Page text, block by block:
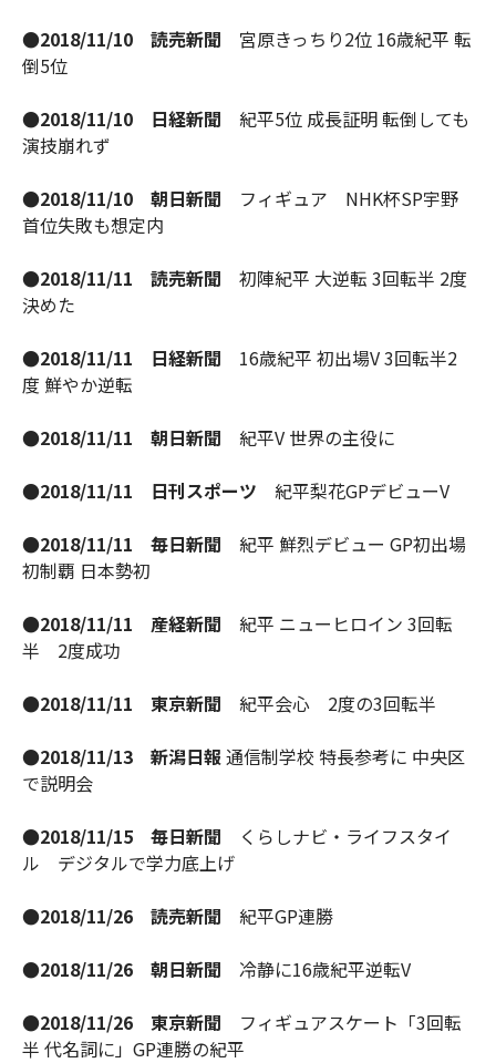
●2018/11/10 読売新聞 宮原きっちり2位 16歳紀平 転
倒5位
●2018/11/10 日経新聞 紀平5位 成長証明 転倒しても
演技崩れず
●2018/11/10 朝日新聞 フィギュア NHK杯SP宇野
首位失敗も想定内
●2018/11/11 読売新聞 初陣紀平 大逆転 3回転半 2度
決めた
●2018/11/11 日経新聞 16歳紀平 初出場V 3回転半2
度 鮮やか逆転
●2018/11/11 朝日新聞 紀平V 世界の主役に
●2018/11/11 日刊スポーツ 紀平梨花GPデビューV
●2018/11/11 毎日新聞 紀平 鮮烈デビュー GP初出場
初制覇 日本勢初
●2018/11/11 産経新聞 紀平 ニューヒロイン 3回転
半 2度成功
●2018/11/11 東京新聞 紀平会心 2度の3回転半
●2018/11/13
新潟日報通信制学校 特長参考に 中央区
で説明会
●2018/11/15 毎日新聞
くらしナビ・ライフスタイ
ル デジタルで学力底上げ
●2018/11/26 読売新聞 紀平GP連勝
●2018/11/26 朝日新聞 冷静に16歳紀平逆転V
●2018/11/26 東京新聞 フィギュアスケート「3回転
半 代名詞に」GP連勝の紀平